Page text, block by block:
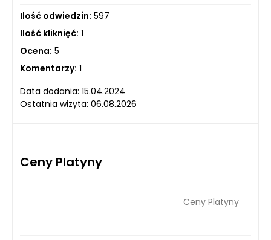
Ilość odwiedzin: 597
Ilość kliknięć: 1
Ocena: 5
Komentarzy: 1
Data dodania: 15.04.2024
Ostatnia wizyta: 06.08.2026
Ceny Platyny
Ceny Platyny